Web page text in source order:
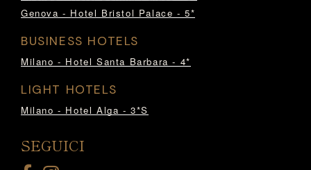
Genova - Hotel Bristol Palace - 5*
BUSINESS HOTELS
Milano - Hotel Santa Barbara - 4*
LIGHT HOTELS
Milano - Hotel Alga - 3*S
SEGUICI